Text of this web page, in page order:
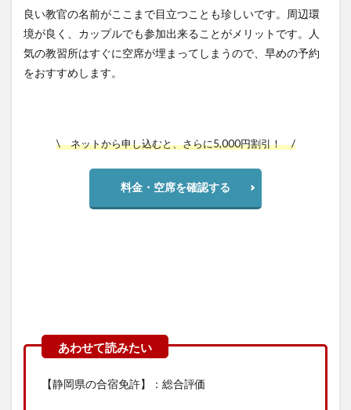
良い教官の名前がここまで目立つことも珍しいです。周辺環
境が良く、カップルでも参加出来ることがメリットです。人
気の教習所はすぐに空席が埋まってしまうので、早めの予約
をおすすめします。
\ ネットから申し込むと、さらに5,000円割引！ /
料金・空席を確認する
【静岡県の合宿免許】：総合評価